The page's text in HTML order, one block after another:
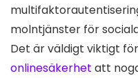
molntjänster för
Det är väldigt viktigt
onlinesäkerhet att